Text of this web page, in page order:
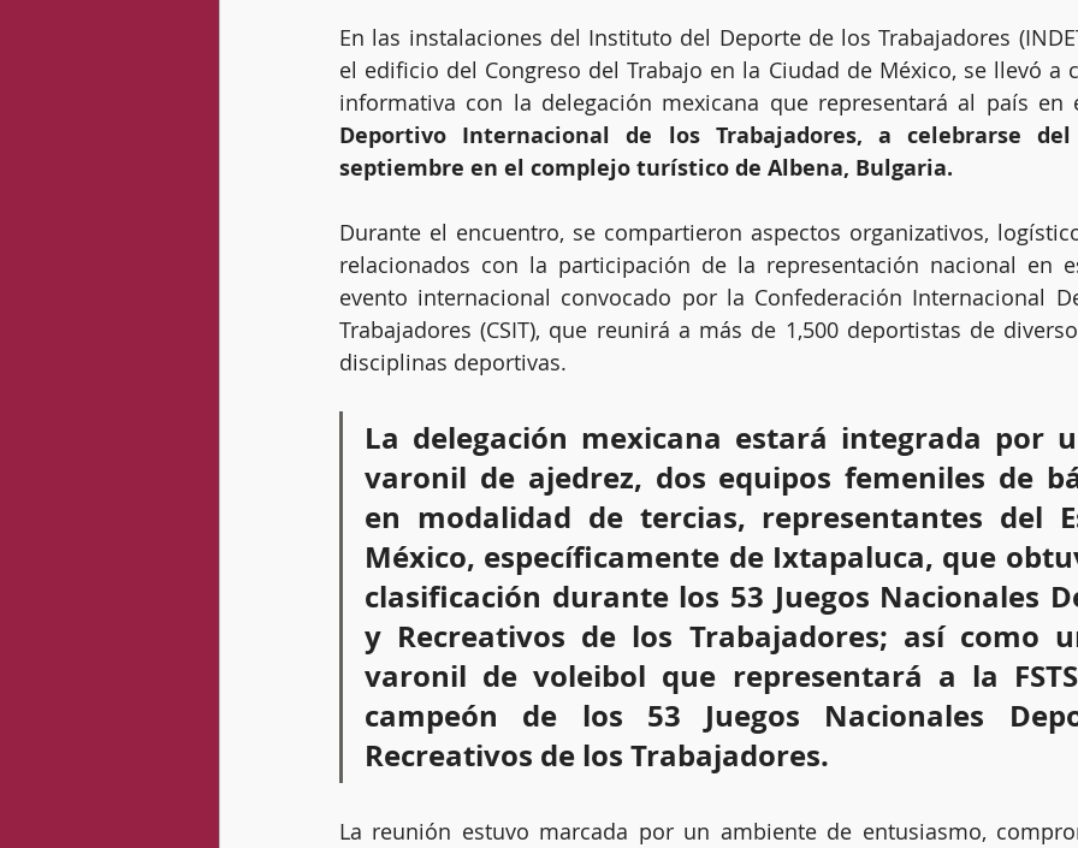
En las instalaciones del Instituto del Deporte de los Trabajadores
el edificio del Congreso del Trabajo en la Ciudad de México, se llevó a
informativa con la delegación mexicana que representará al país
Deportivo Internacional de los Trabajadores, a celebrarse
septiembre en el complejo turístico de Albena, Bulgaria.
Durante el encuentro, se compartieron aspectos organizativos,
relacionados con la participación de la representación nacional en
evento internacional convocado por la Confederación Internacional
Trabajadores (CSIT), que reunirá a más de 1,500 deportistas de
disciplinas deportivas.
La delegación mexicana estará integrada por
varonil de ajedrez, dos equipos femeniles de
en modalidad de tercias, representantes del
México, específicamente de Ixtapaluca, que
clasificación durante los 53 Juegos Nacionales
y Recreativos de los Trabajadores; así como
varonil de voleibol que representará a la
campeón de los 53 Juegos Nacionales
Recreativos de los Trabajadores.
La reunión estuvo marcada por un ambiente de entusiasmo,